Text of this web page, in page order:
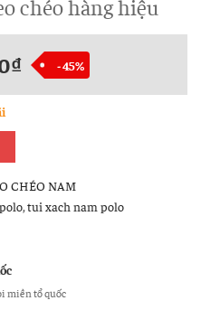
chéo hàng hiệu
₫ - 45%
CHÉO NAM
,tui xach nam polo
miền tổ quốc